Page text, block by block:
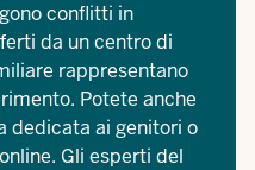
conflitti in
da un centro di
rappresentano
Potete anche
dedicata ai genitori o
Gli esperti del